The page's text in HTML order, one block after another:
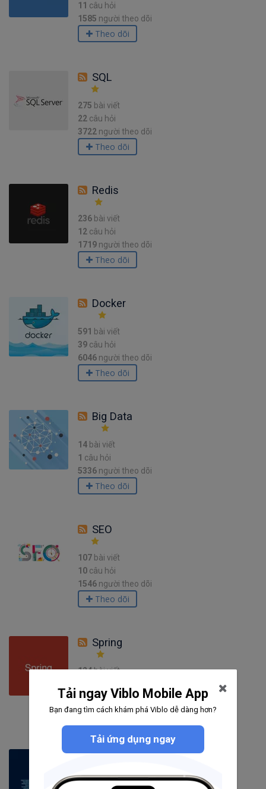
11 câu hỏi
1585 người theo dõi
Theo dõi
SQL
275 bài viết
22 câu hỏi
3722 người theo dõi
Theo dõi
Redis
236 bài viết
12 câu hỏi
1719 người theo dõi
Theo dõi
Docker
591 bài viết
39 câu hỏi
6046 người theo dõi
Theo dõi
Big Data
14 bài viết
1 câu hỏi
5336 người theo dõi
Theo dõi
SEO
107 bài viết
10 câu hỏi
1546 người theo dõi
Theo dõi
Spring
124bài viết
1377người theo dõi
Theo dõi
Cryptography
83bài viết
Tải ngay Viblo Mobile App
Bạn đang tìm cách khám phá Viblo dễ dàng hơn?
Tải ứng dụng ngay